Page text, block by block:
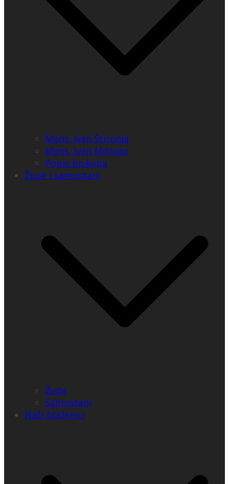
Mons. Ivan Štironja
Mons. Ivan Milovan
Popis biskupa
Župe i samostani
Župe
Samostani
Naši blaženici